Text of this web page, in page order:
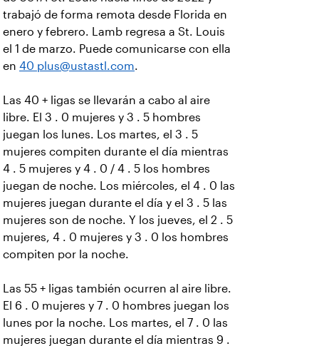
trabajó de forma remota desde Florida en
enero y febrero. Lamb regresa a St. Louis
el 1 de marzo. Puede comunicarse con ella
en 40 plus@ustastl.com.
Las 40 + ligas se llevarán a cabo al aire
libre. El 3 . 0 mujeres y 3 . 5 hombres
juegan los lunes. Los martes, el 3 . 5
mujeres compiten durante el día mientras
4 . 5 mujeres y 4 . 0 / 4 . 5 los hombres
juegan de noche. Los miércoles, el 4 . 0 las
mujeres juegan durante el día y el 3 . 5 las
mujeres son de noche. Y los jueves, el 2 . 5
mujeres, 4 . 0 mujeres y 3 . 0 los hombres
compiten por la noche.
Las 55 + ligas también ocurren al aire libre.
El 6 . 0 mujeres y 7 . 0 hombres juegan los
lunes por la noche. Los martes, el 7 . 0 las
mujeres juegan durante el día mientras 9 .